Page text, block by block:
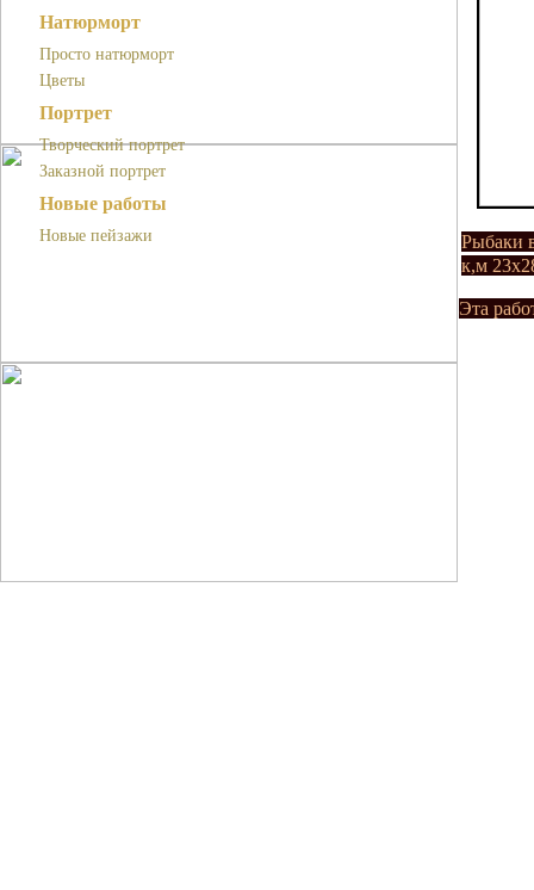
Натюрморт
Просто натюрморт
Цветы
Портрет
Творческий портрет
Заказной портрет
Новые работы
Новые пейзажи
Рыбаки
к,м
Эта